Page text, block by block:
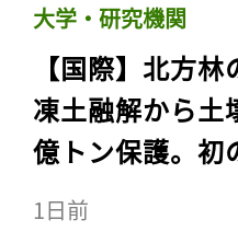
大学・研究機関
【国際】北方
凍土融解から土
億トン保護。初
1日前